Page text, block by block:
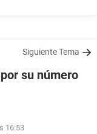
Siguiente Tema
su número
16:53